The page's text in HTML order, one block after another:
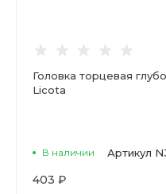
Головка торцевая
Licota
В наличии Артикул
403 ₽